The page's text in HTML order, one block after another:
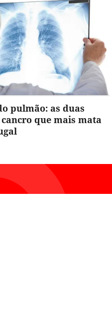
pulmão: as duas
que mais mata